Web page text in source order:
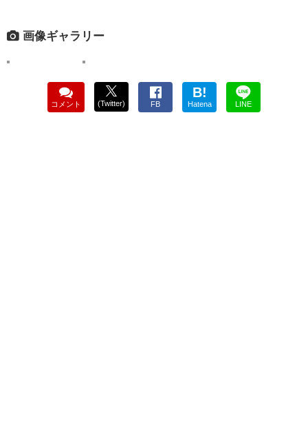
画像ギャラリー
コメント (Twitter) FB
B!
Hatena LINE